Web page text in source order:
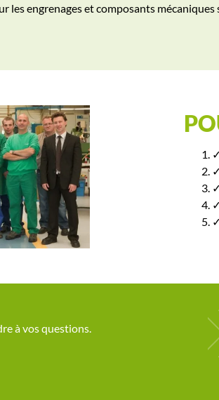
les engrenages et composants
à vos questions.